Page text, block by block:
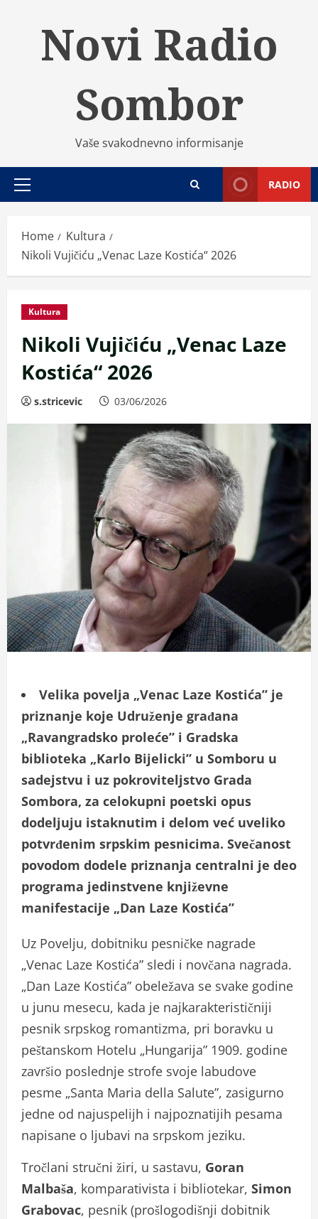
Novi Radio
Sombor
Vaše svakodnevno informisanje
Primary
RADIO
Home
Kultura
Nikoli Vujičiću „Venac Laze Kostića“ 2026
Kultura
Nikoli Vujičiću „Venac Laze
Kostića“ 2026
s.stricevic 03/06/2026
Velika povelja „Venac Laze Kostića” je
priznanje koje Udruženje građana
„Ravangradsko proleće” i Gradska
biblioteka „Karlo Bijelicki” u Somboru u
sadejstvu i uz pokroviteljstvo Grada
Sombora, za celokupni poetski opus
dodeljuju istaknutim i delom već uveliko
potvrđenim srpskim pesnicima. Svečanost
povodom dodele priznanja centralni je deo
programa jedinstvene književne
manifestacije „Dan Laze Kostića”
Uz Povelju, dobitniku pesničke nagrade
„Venac Laze Kostića” sledi i novčana nagrada.
„Dan Laze Kostića” obeležava se svake godine
u junu mesecu, kada je najkarakterističniji
pesnik srpskog romantizma, pri boravku u
peštanskom Hotelu „Hungarija” 1909. godine
završio poslednje strofe svoje labudove
pesme „Santa Maria della Salute”, zasigurno
jedne od najuspelijh i najpoznatijih pesama
napisane o ljubavi na srpskom jeziku.
Tročlani stručni žiri, u sastavu, Goran
Malbaša, komparativista i bibliotekar, Simon
Grabovac, pesnik (prošlogodišnji dobitnik